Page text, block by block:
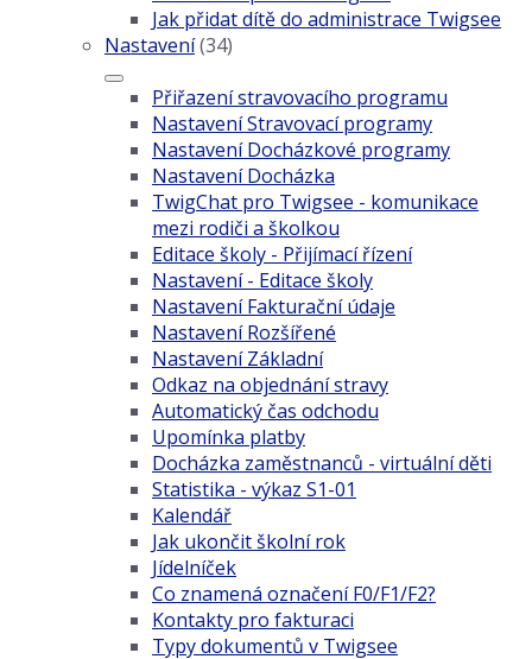
Jak přidat dítě do administrace Twigsee
Nastavení(34)
Přiřazení stravovacího programu
Nastavení Stravovací programy
Nastavení Docházkové programy
Nastavení Docházka
TwigChat pro Twigsee - komunikace
mezi rodiči a školkou
Editace školy - Přijímací řízení
Nastavení - Editace školy
Nastavení Fakturační údaje
Nastavení Rozšířené
Nastavení Základní
Odkaz na objednání stravy
Automatický čas odchodu
Upomínka platby
Docházka zaměstnanců - virtuální děti
Statistika - výkaz S1-01
Kalendář
Jak ukončit školní rok
Jídelníček
Co znamená označení F0/F1/F2?
Kontakty pro fakturaci
Typy dokumentů v Twigsee